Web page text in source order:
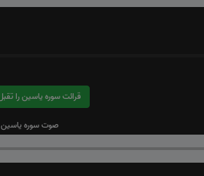
قرائت سوره یاسین را تقبل میکنم
صوت سوره یاسین